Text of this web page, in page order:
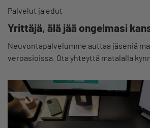
Palvelut ja edut
Yrittäjä, älä jää ongelmasi
Neuvontapalvelumme auttaa jäseniä
veroasioissa. Ota yhteyttä matalalla